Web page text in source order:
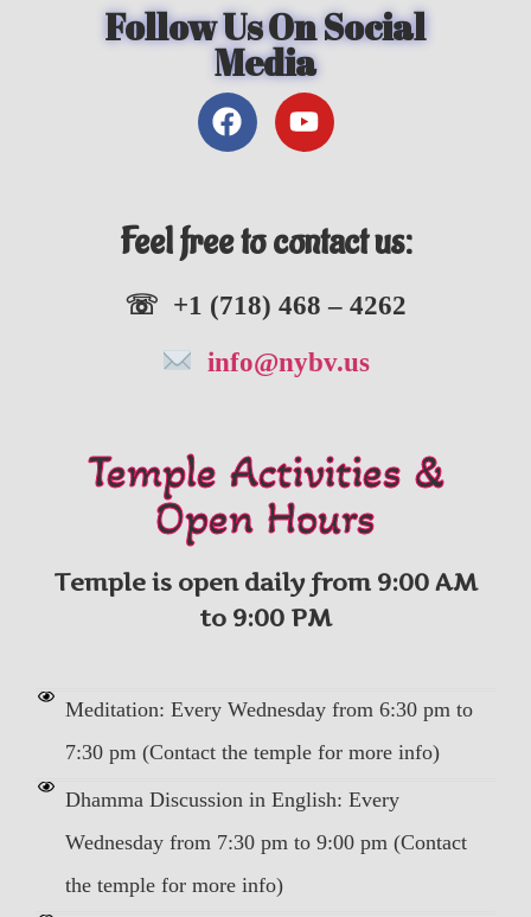
Follow Us On Social
Media
Feel free to contact us:
☏ +1 (718) 468 – 4262
info@nybv.us
Temple Activities &
Open Hours
Temple is open daily from 9:00 AM
to 9:00 PM
Meditation: Every Wednesday from 6:30 pm to
7:30 pm (Contact the temple for more info)
Dhamma Discussion in English: Every
Wednesday from 7:30 pm to 9:00 pm (Contact
the temple for more info)